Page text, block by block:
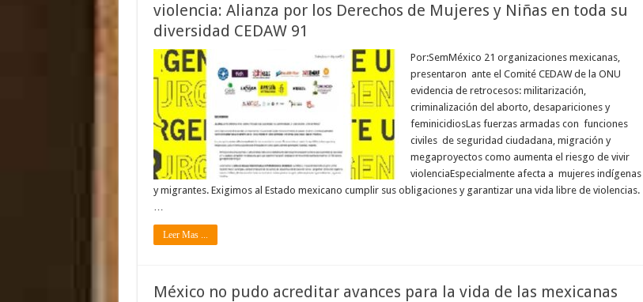
violencia: Alianza por los Derechos de Mujeres y Niñas en toda su
diversidad CEDAW 91
Por:SemMéxico 21 organizaciones mexicanas,
presentaron ante el Comité CEDAW de la ONU
evidencia de retrocesos: militarización,
criminalización del aborto, desapariciones y
feminicidiosLas fuerzas armadas con funciones
civiles de seguridad ciudadana, migración y
megaproyectos como aumenta el riesgo de vivir
violenciaEspecialmente afecta a mujeres indígenas
y migrantes. Exigimos al Estado mexicano cumplir sus obligaciones y garantizar una vida libre de violencias.
…
Leer Mas ...
México no pudo acreditar avances para la vida de las mexicanas